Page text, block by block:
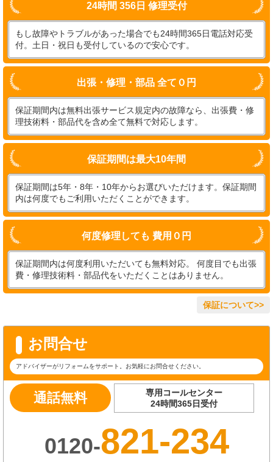
24時間 356日 修理受付
もし故障やトラブルがあった場合でも24時間365日電話対応受
付。土日・祝日も受付しているので安心です。
出張・修理・部品 全て０円
保証期間内は無料出張サービス規定内の故障なら、出張費・修
理技術料・部品代を含め全て無料で対応します。
保証期間は最大10年間
保証期間は5年・8年・10年からお選びいただけます。保証期間
内は何度でもご利用いただくことができます。
何度修理しても 費用０円
保証期間内は何度利用いただいても無料対応。 何度目でも出張
費・修理技術料・部品代をいただくことはありません。
保証について>>
お問合せ
アドバイザーがリフォームをサポート。お気軽にお問合せください。
通話無料
専用コールセンター
24時間365日受付
0120-821-234